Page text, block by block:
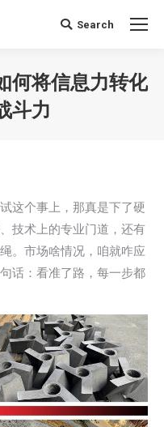
Search:
Search
何将信息力转化
斗力
这个事上，那真是下了硬
技术上的专业门道，还有
。市场啥情况，咱就咋应
话：看准了路，每一步都